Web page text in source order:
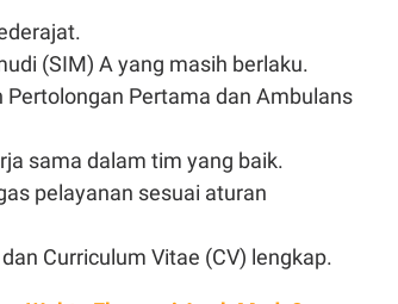
(SIM) A yang masih berlaku.
Pertama dan Ambulans
sama dalam tim yang baik.
pelayanan sesuai aturan
Curriculum Vitae (CV) lengkap.